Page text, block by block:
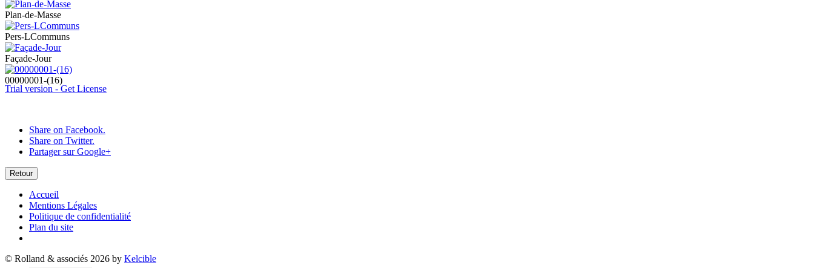
Plan-de-Masse
Pers-LCommuns
Façade-Jour
00000001-(16)
Trial version - Get License
Share on Facebook.
Share on Twitter.
Partager sur Google+
Retour
Accueil
Mentions Légales
Politique de confidentialité
Plan du site
© Rolland & associés 2026 by Kelcible